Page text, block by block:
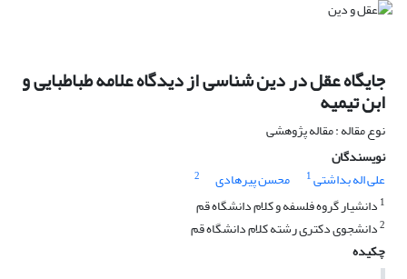
جایگاه عقل در دین شناسی از دیدگاه علامه طباطبایی و
ابن ‏تیمیه
نوع مقاله : مقاله پژوهشی
نویسندگان
علی اله بداشتی1 محسن پیرهادی
2
1 دانشیار گروه فلسفه و کلام دانشگاه قم
2دانشجوی دکتری رشته کلام دانشگاه قم
چکیده